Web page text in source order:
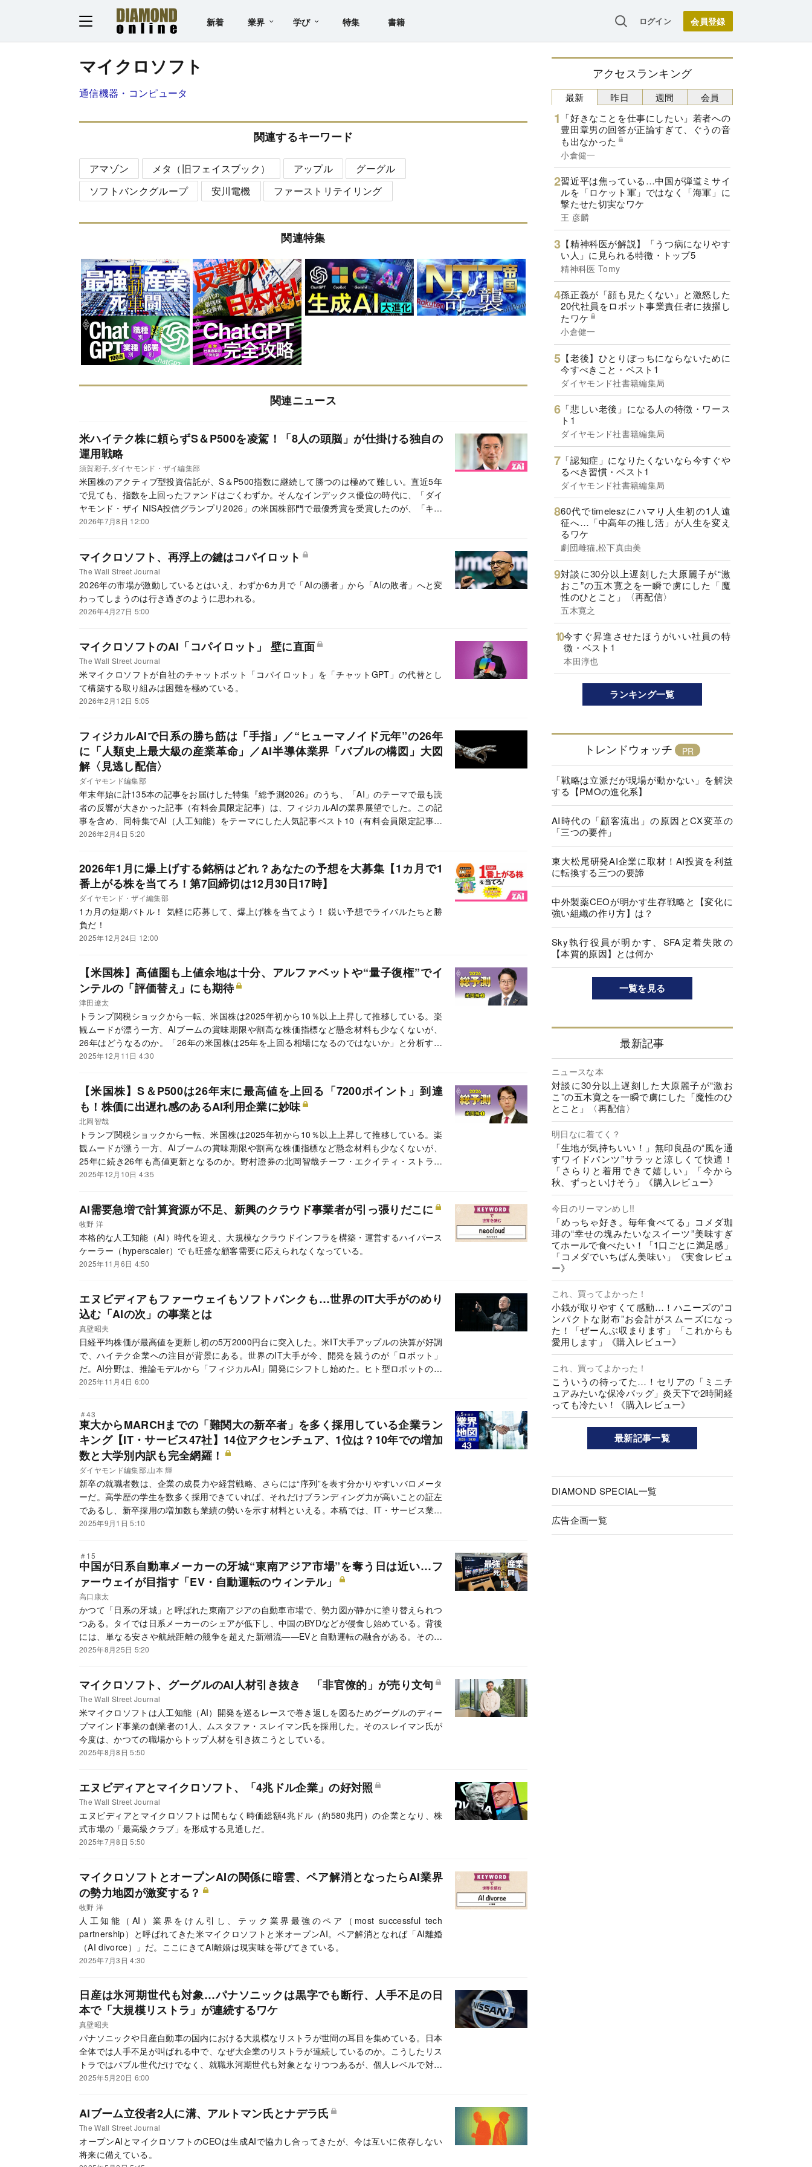
新着 業界 学び 特集 書籍 ログイン
マイクロソフト
通信機器・コンピュータ
関連するキーワード
アマゾン メタ（旧フェイスブック） アップル
グーグル
ソフトバンクグループ
安川電機 ファーストリテイリング
関連特集
関連ニュース
米ハイテク株に頼らずS＆P500を凌駕！「8人の頭脳」が仕掛ける独自の
運用戦略
須賀彩子,ダイヤモンド・ザイ編集部
米国株のアクティブ型投資信託が、S＆P500指数に継続して勝つのは極めて難しい。直近5年
で見ても、指数を上回ったファンドはごくわずか。そんなインデックス優位の時代に、「ダイ
ヤモンド・ザイ NISA投信グランプリ2026」の米国株部門で最優秀賞を受賞したのが、「キャ
ピタル・インベストメント・カンパニー・オブ・アメリカ（ICA）」（キャピタル・インター
宮弘明さんに、その運用の特徴と、独自の仕組みについて聞いた。
2026年7月8日 12:00
マイクロソフト、再浮上の鍵はコパイロット
The Wall Street Journal
2026年の市場が激動しているとはいえ、わずか6カ月で「AIの勝者」から「AIの敗者」へと変
わってしまうのは行き過ぎのように思われる。
2026年4月27日 5:00
マイクロソフトのAI「コパイロット」 壁に直面
The Wall Street Journal
米マイクロソフトが自社のチャットボット「コパイロット」を「チャットGPT」の代替とし
て構築する取り組みは困難を極めている。
2026年2月12日 5:05
フィジカルAIで日系の勝ち筋は「手指」／“ヒューマノイド元年”の26年
に「人類史上最大級の産業革命」／AI半導体業界「バブルの構図」大図
解〈見逃し配信〉
ダイヤモンド編集部
年末年始に計135本の記事をお届けした特集『総予測2026』のうち、「AI」のテーマで最も読
者の反響が大きかった記事（有料会員限定記事）は、フィジカルAIの業界展望でした。この記
事を含め、同特集でAI（人工知能）をテーマにした人気記事ベスト10（有料会員限定記事）
を紹介します。
2026年2月4日 5:20
2026年1月に爆上げする銘柄はどれ？あなたの予想を大募集【1カ月で1
番上がる株を当てろ！第7回締切は12月30日17時】
ダイヤモンド・ザイ編集部
1カ月の短期バトル！ 気軽に応募して、爆上げ株を当てよう！ 鋭い予想でライバルたちと勝
負だ！
2025年12月24日 12:00
【米国株】高値圏も上値余地は十分、アルファベットや“量子復権”でイ
ンテルの「評価替え」にも期待
津田遼太
トランプ関税ショックから一転、米国株は2025年初から10％以上上昇して推移している。楽
観ムードが漂う一方、AIブームの賞味期限や割高な株価指標など懸念材料も少なくないが、
26年はどうなるのか。「26年の米国株は25年を上回る相場になるのではないか」と分析する
大和証券の津田遼太シニアストラテジストに、強気の理由や米国株の具体的な投資戦略につい
2025年12月11日 4:30
【米国株】S＆P500は26年末に最高値を上回る「7200ポイント」到達
も！株価に出遅れ感のあるAI利用企業に妙味
北岡智哉
トランプ関税ショックから一転、米国株は2025年初から10％以上上昇して推移している。楽
観ムードが漂う一方、AIブームの賞味期限や割高な株価指標など懸念材料も少なくないが、
25年に続き26年も高値更新となるのか。野村證券の北岡智哉チーフ・エクイティ・ストラテ
ジストに26年の米国株の見通しや投資戦略について聞いた。
2025年12月10日 4:35
AI需要急増で計算資源が不足、新興のクラウド事業者が引っ張りだこに
牧野 洋
本格的な人工知能（AI）時代を迎え、大規模なクラウドインフラを構築・運営するハイパース
ケーラー（hyperscaler）でも旺盛な顧客需要に応えられなくなっている。
2025年11月6日 4:50
エヌビディアもファーウェイもソフトバンクも…世界のIT大手がのめり
込む「AIの次」の事業とは
真壁昭夫
日経平均株価が最高値を更新し初の5万2000円台に突入した。米IT大手アップルの決算が好調
で、ハイテク企業への注目が背景にある。世界のIT大手が今、開発を競うのが「ロボット」
だ。AI分野は、推論モデルから「フィジカルAI」開発にシフトし始めた。ヒト型ロボットの実
装化は、私たちの労働や生活にどんな影響をもたらすのか。映画『ターミネーター』のように
2025年11月4日 6:00
＃43
東大からMARCHまでの「難関大の新卒者」を多く採用している企業ラン
キング【IT・サービス47社】14位アクセンチュア、1位は？10年での増加
数と大学別内訳も完全網羅！
ダイヤモンド編集部,山本 輝
新卒の就職者数は、企業の成長力や経営戦略、さらには“序列”を表す分かりやすいバロメータ
ーだ。高学歴の学生を数多く採用できていれば、それだけブランディング力が高いことの証左
であるし、新卒採用の増加数も業績の勢いを示す材料といえる。本稿では、IT・サービス業界
における、東京大学からMARCH・関関同立までの「難関大学」の就職者数の割合が高い企業
然だ。
2025年9月1日 5:10
＃15
中国が日系自動車メーカーの牙城“東南アジア市場”を奪う日は近い…フ
ァーウェイが目指す「EV・自動運転のウィンテル」
高口康太
かつて「日系の牙城」と呼ばれた東南アジアの自動車市場で、勢力図が静かに塗り替えられつ
つある。タイでは日系メーカーのシェアが低下し、中国のBYDなどが侵食し始めている。背後
には、単なる安さや航続距離の競争を超えた新潮流――EVと自動運転の融合がある。その中
核を握るのは意外にも、スマートフォンで知られる通信機器大手の中国ファーウェイだ。わず
を足掛かりに、中国発の新たな標準が広がれば、日系を含む外資勢の優位は崩れかねない。そ
の最前線で何が起きているのかを探った。
2025年8月25日 5:20
マイクロソフト、グーグルのAI人材引き抜き 「非官僚的」が売り文句
The Wall Street Journal
米マイクロソフトは人工知能（AI）開発を巡るレースで巻き返しを図るためグーグルのディー
プマインド事業の創業者の1人、ムスタファ・スレイマン氏を採用した。そのスレイマン氏が
今度は、かつての職場からトップ人材を引き抜こうとしている。
2025年8月8日 5:50
エヌビディアとマイクロソフト、「4兆ドル企業」の好対照
The Wall Street Journal
エヌビディアとマイクロソフトは間もなく時価総額4兆ドル（約580兆円）の企業となり、株
式市場の「最高級クラブ」を形成する見通しだ。
2025年7月8日 5:50
マイクロソフトとオープンAIの関係に暗雲、ペア解消となったらAI業界
の勢力地図が激変する？
牧野 洋
人工知能（AI）業界をけん引し、テック業界最強のペア（most successful tech
partnership）と呼ばれてきた米マイクロソフトと米オープンAI。ペア解消となれば「AI離婚
（AI divorce）」だ。ここにきてAI離婚は現実味を帯びてきている。
2025年7月3日 4:30
日産は氷河期世代も対象…パナソニックは黒字でも断行、人手不足の日
本で「大規模リストラ」が連続するワケ
真壁昭夫
パナソニックや日産自動車の国内における大規模なリストラが世間の耳目を集めている。日本
全体では人手不足が叫ばれる中で、なぜ大企業のリストラが連続しているのか。こうしたリス
トラではバブル世代だけでなく、就職氷河期世代も対象となりつつあるが、個人レベルで対応
できることはあるのか。
2025年5月20日 6:00
AIブーム立役者2人に溝、アルトマン氏とナデラ氏
The Wall Street Journal
オープンAIとマイクロソフトのCEOは生成AIで協力し合ってきたが、今は互いに依存しない
将来に備えている。
アクセスランキング
最新
「好きなことを仕事にしたい」若者への
豊田章男の回答が正論すぎて、ぐうの音
も出なかった
小倉健一
習近平は焦っている…中国が弾道ミサイ
ルを「ロケット軍」ではなく「海軍」に
撃たせた切実なワケ
王 彦麟
【精神科医が解説】「うつ病になりやす
い人」に見られる特徴・トップ5
精神科医 Tomy
孫正義が「顔も見たくない」と激怒した
20代社員をロボット事業責任者に抜擢し
たワケ
小倉健一
【老後】ひとりぼっちにならないために
今すべきこと・ベスト1
ダイヤモンド社書籍編集局
「悲しい老後」になる人の特徴・ワース
ト1
ダイヤモンド社書籍編集局
「認知症」になりたくないなら今すぐや
るべき習慣・ベスト1
ダイヤモンド社書籍編集局
60代でtimeleszにハマり人生初の1人遠
征へ…「中高年の推し活」が人生を変え
るワケ
劇団雌猫,松下真由美
対談に30分以上遅刻した大原麗子が“激
おこ”の五木寛之を一瞬で虜にした「魔
性のひとこと」〈再配信〉
五木寛之
今すぐ昇進させたほうがいい社員の特
徴・ベスト1
本田淳也
昨日 週間 会員
ランキング一覧
トレンドウォッチ
「戦略は立派だが現場が動かない」を解決
する【PMOの進化系】
AI時代の「顧客流出」の原因とCX変革の
「三つの要件」
東大松尾研発AI企業に取材！AI投資を利益
に転換する三つの要諦
中外製薬CEOが明かす生存戦略と【変化に
強い組織の作り方】は？
Sky執行役員が明かす、SFA定着失敗の
【本質的原因】とは何か
一覧を見る
最新記事
ニュースな本
対談に30分以上遅刻した大原麗子が“激お
こ”の五木寛之を一瞬で虜にした「魔性のひ
とこと」〈再配信〉
明日なに着てく？
「生地が気持ちいい！」無印良品の“風を通
すワイドパンツ”サラッと涼しくて快適！
「さらりと着用できて嬉しい」「今から
秋、ずっといけそう」《購入レビュー》
今日のリーマンめし!!
「めっちゃ好き。毎年食べてる」コメダ珈
琲の“幸せの塊みたいなスイーツ”美味すぎ
てホールで食べたい！「1口ごとに満足感」
「コメダでいちばん美味い」《実食レビュ
ー》
これ、買ってよかった！
小銭が取りやすくて感動…！ハニーズの“コ
ンパクトな財布”お会計がスムーズになっ
た！「ぜーんぶ収まります」「これからも
愛用します」《購入レビュー》
これ、買ってよかった！
こういうの待ってた…！セリアの「ミニチ
ュアみたいな保冷バッグ」炎天下で2時間経
っても冷たい！《購入レビュー》
最新記事一覧
DIAMOND SPECIAL一覧
広告企画一覧